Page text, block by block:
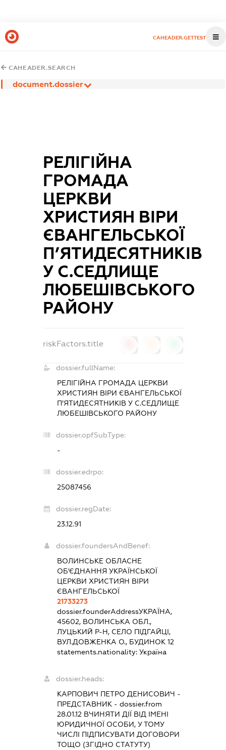
CAHEADER.GETTEST
CAHEADER.SEARCH
document.dossier
РЕЛІГІЙНА
ГРОМАДА
ЦЕРКВИ
ХРИСТИЯН ВІРИ
ЄВАНГЕЛЬСЬКОЇ
П’ЯТИДЕСЯТНИКІВ
У С.СЕДЛИЩЕ
ЛЮБЕШІВСЬКОГО
РАЙОНУ
riskFactors.title
dossier.fullName:
РЕЛІГІЙНА ГРОМАДА ЦЕРКВИ
ХРИСТИЯН ВІРИ ЄВАНГЕЛЬСЬКОЇ
П’ЯТИДЕСЯТНИКІВ У С.СЕДЛИЩЕ
ЛЮБЕШІВСЬКОГО РАЙОНУ
dossier.opfSubType:
-
dossier.edrpo:
25087456
dossier.regDate:
23.12.91
dossier.foundersAndBenef:
ВОЛИНСЬКЕ ОБЛАСНЕ
ОБ'ЄДНАННЯ УКРАЇНСЬКОЇ
ЦЕРКВИ ХРИСТИЯН ВІРИ
ЄВАНГЕЛЬСЬКОЇ
21733273
dossier.founderAddressУКРАЇНА,
45602, ВОЛИНСЬКА ОБЛ.,
ЛУЦЬКИЙ Р-Н, СЕЛО ПІДГАЙЦІ,
ВУЛ.ДОВЖЕНКА О., БУДИНОК 12
statements.nationality:Україна
dossier.heads:
КАРПОВИЧ ПЕТРО ДЕНИСОВИЧ -
ПРЕДСТАВНИК - dossier.from
28.01.12 ВЧИНЯТИ ДІЇ ВІД ІМЕНІ
ЮРИДИЧНОЇ ОСОБИ, У ТОМУ
ЧИСЛІ ПІДПИСУВАТИ ДОГОВОРИ
ТОЩО (ЗГІДНО СТАТУТУ)